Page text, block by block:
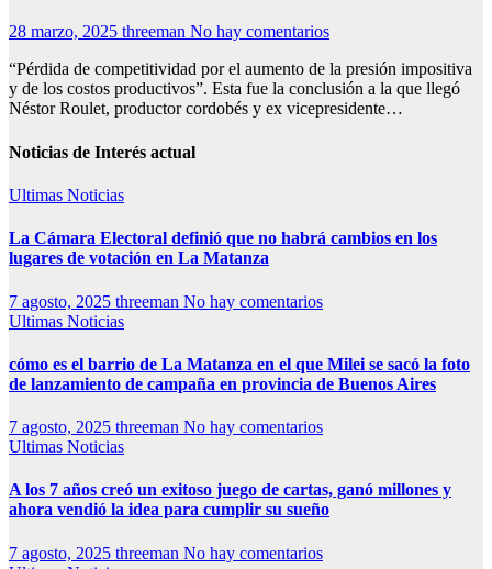
28 marzo, 2025 threeman No hay comentarios
“Pérdida de competitividad por el aumento de la presión impositiva
y de los costos productivos”. Esta fue la conclusión a la que llegó
Néstor Roulet, productor cordobés y ex vicepresidente…
Noticias de Interés actual
Ultimas Noticias
La Cámara Electoral definió que no habrá cambios en los
lugares de votación en La Matanza
7 agosto, 2025 threeman No hay comentarios
Ultimas Noticias
cómo es el barrio de La Matanza en el que Milei se sacó la foto
de lanzamiento de campaña en provincia de Buenos Aires
7 agosto, 2025 threeman No hay comentarios
Ultimas Noticias
A los 7 años creó un exitoso juego de cartas, ganó millones y
ahora vendió la idea para cumplir su sueño
7 agosto, 2025 threeman No hay comentarios